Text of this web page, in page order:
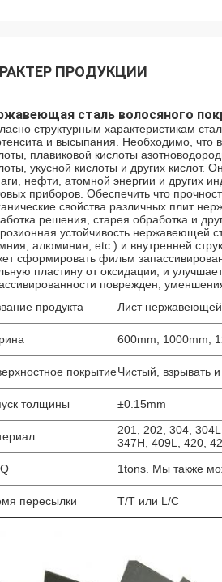
ПРОДУКЦИИ
сталь волосяного
структурным характеристикам
и высыпания. Необходимо, что
плавиковой кислоты
укусной кислоты и других
нефти, атомной энергии и других
приборов. Обеспечить что
свойства различных плит
решения, старея обработка и
устойчивость нержавеющей
алюминия, etc.) и внутренней
сформировать фильм
пластину от оксидации, и
поврежден,
продукта
Лист
600mm, 1000mm,
покрытиеЧистый, взрывать
толщины ±0.15mm
201, 202, 304,
347H, 409L, 420,
1tons. Мы также
пересылки T/T или L/C